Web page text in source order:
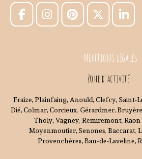
Mentions légales
Zone d'activité :
Fraize, Plainfaing, Anould, Clefcy, Saint-
Dié, Colmar, Corcieux, Gérardmer,
Tholy, Vagney, Remiremont, Raon
Moyenmoutier, Senones, Baccarat,
Provenchères, Ban-de-Laveline,